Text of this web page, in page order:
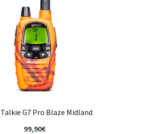
G7 Pro Blaze Midland
99,90€